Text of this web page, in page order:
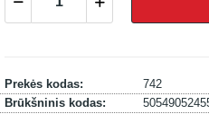
Prekės kodas:
742
Brūkšninis kodas: